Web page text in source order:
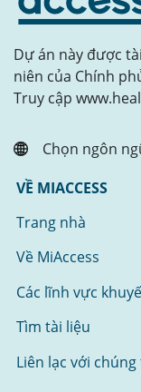
Dự án này được
niên của Chính
Truy cập
Chọn ngôn
VỀ MIACCESS
Trang nhà
Về MiAccess
Các lĩnh vực
Tìm tài liệu
Liên lạc với chúng